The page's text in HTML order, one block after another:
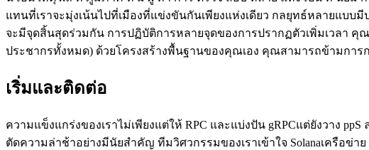
แทนที่เราจะมุ่งเน้นไปที่เมืองที่แข่งขันกันเพียงแห่งเดียว กลยุทธ์หลายแบ
จะมีจุดสิ้นสุดร่วมกัน การปฏิบัติการหลายจุดของการปรากฏตัวเพิ่มเวลา คุณ
ประชากรทั้งหมด) ด้วยโครงสร้างพื้นฐานของคุณเอง คุณสามารถข้ามกา
เริ่มและติดต่อ
ความแข็งแกร่งของเราไม่เพียงแต่ให้ RPC และแบ่งปัน gRPCแต่ยังวาง
ตัดความล่าช้าอย่างมีนัยสําคัญ ทีมวิศวกรรมของเราเข้าใจ Solanaเครือ